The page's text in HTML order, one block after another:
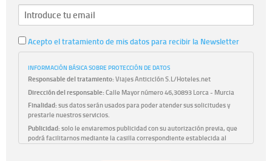
Acepto el tratamiento de mis datos para recibir la Newsletter
INFORMACIÓN BÁSICA SOBRE PROTECCIÓN DE DATOS
Responsable del tratamiento:Viajes Anticiclón S.L/Hoteles.net
Dirección del responsable:Calle Mayor número 46,30893 Lorca - Murcia
Finalidad:sus datos serán usados para poder atender sus solicitudes y
prestarle nuestros servicios.
Publicidad:solo le enviaremos publicidad con su autorización previa, que
podrá facilitarnos mediante la casilla correspondiente establecida al